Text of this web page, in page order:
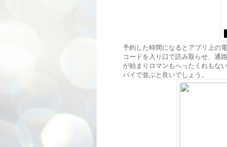
予約した時間になるとアプリ上の
コードを入り口で読み取らせ、通
が始まりロマンもへったくれもな
バイで並ぶと良いでしょう。